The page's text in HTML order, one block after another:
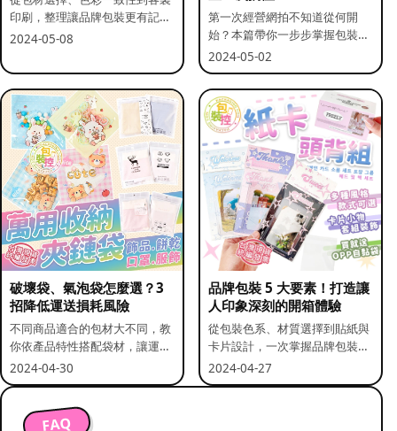
印刷，整理讓品牌包裝更有記憶
點的實用做法。
2024-05-08
第一次經營網拍不知道從何開
始？本篇帶你一步步掌握包裝流
程與出貨前檢查重點。
2024-05-02
破壞袋、氣泡袋怎麼選？3
招降低運送損耗風險
不同商品適合的包材大不同，教
你依產品特性搭配袋材，讓運送
更安全。
2024-04-30
品牌包裝 5 大要素！打造讓
人印象深刻的開箱體驗
從包裝色系、材質選擇到貼紙與
卡片設計，一次掌握品牌包裝的
關鍵要素。
2024-04-27
FAQ